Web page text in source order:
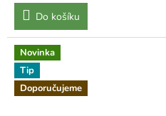
Měrná
cena: Do košíku
Novinka
Tip
Doporučujeme